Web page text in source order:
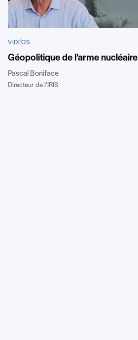
VIDÉOS
Géopolitique de l’arme nucléaire
Pascal Boniface
Directeur de l’IRIS